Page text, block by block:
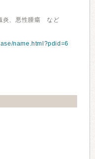
炎、悪性腫瘍 など
name.html?pdid=6